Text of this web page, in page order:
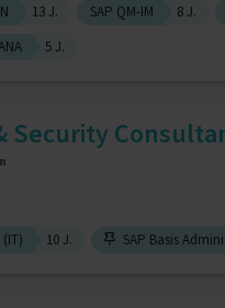
13 J. SAP QM-IM 8 J.
5 J.
Security
10 J. SAP Basis